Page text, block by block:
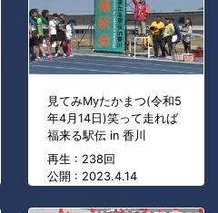
見てみMyたかまつ(令和5
年4月14日)笑って走れば
福来る駅伝 in 香川
再生 : 238回
公開 : 2023.4.14